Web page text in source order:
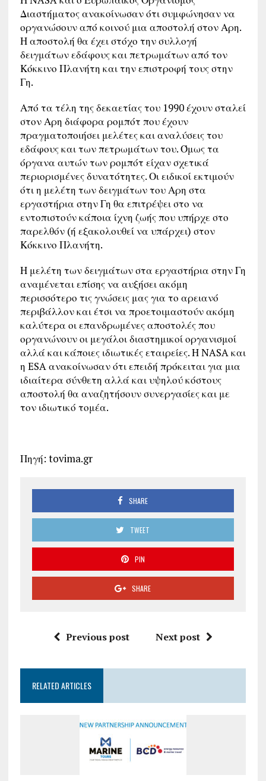
Διαστήματος ανακοίνωσαν ότι συμφώνησαν να
οργανώσουν από κοινού μια αποστολή στον Αρη.
Η αποστολή θα έχει στόχο την συλλογή
δειγμάτων εδάφους και πετρωμάτων από τον
Κόκκινο Πλανήτη και την επιστροφή τους στην
Γη.
Από τα τέλη της δεκαετίας του 1990 έχουν σταλεί
στον Αρη διάφορα ρομπότ που έχουν
πραγματοποιήσει μελέτες και αναλύσεις του
εδάφους και των πετρωμάτων του. Όμως τα
όργανα αυτών των ρομπότ είχαν σχετικά
περιορισμένες δυνατότητες. Οι ειδικοί εκτιμούν
ότι η μελέτη των δειγμάτων του Αρη στα
εργαστήρια στην Γη θα επιτρέψει στο να
εντοπιστούν κάποια ίχνη ζωής που υπήρχε στο
παρελθόν (ή εξακολουθεί να υπάρχει) στον
Κόκκινο Πλανήτη.
Η μελέτη των δειγμάτων στα εργαστήρια στην Γη
αναμένεται επίσης να αυξήσει ακόμη
περισσότερο τις γνώσεις μας για το αρειανό
περιβάλλον και έτσι να προετοιμαστούν ακόμη
καλύτερα οι επανδρωμένες αποστολές που
οργανώνουν οι μεγάλοι διαστημικοί οργανισμοί
αλλά και κάποιες ιδιωτικές εταιρείες. Η NASA και
η ESA ανακοίνωσαν ότι επειδή πρόκειται για μια
ιδιαίτερα σύνθετη αλλά και υψηλού κόστους
αποστολή θα αναζητήσουν συνεργασίες και με
τον ιδιωτικό τομέα.
Πηγή: tovima.gr
SHARE
TWEET
PIN
SHARE
Previous post Next post
RELATED ARTICLES